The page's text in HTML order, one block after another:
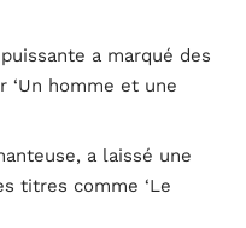
a marqué des
‘Un homme et une
a laissé une
titres comme ‘Le